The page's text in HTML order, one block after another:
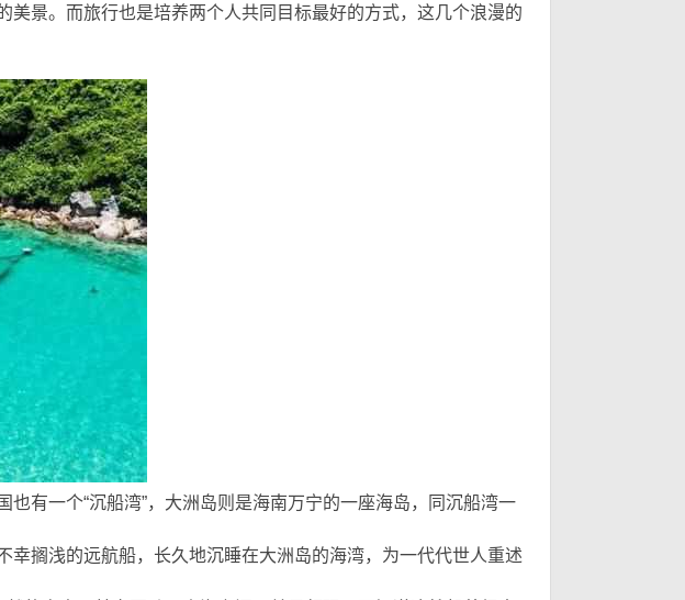
需 需
景。而旅行也是培养两个人共同目标最好的方式，这几个浪漫的
有一个“沉船湾”，大洲岛则是海南万宁的一座海岛，同沉船湾一
搁浅的远航船，长久地沉睡在大洲岛的海湾，为一代代世人重述